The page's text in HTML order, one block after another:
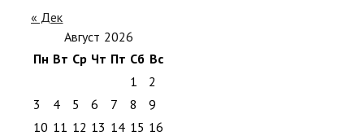
« Дек
Август 2026
Пн Вт Ср Чт Пт Сб Вс
1
2
3
4 5 6 7 8
9
10 11 12 13 14 15 16